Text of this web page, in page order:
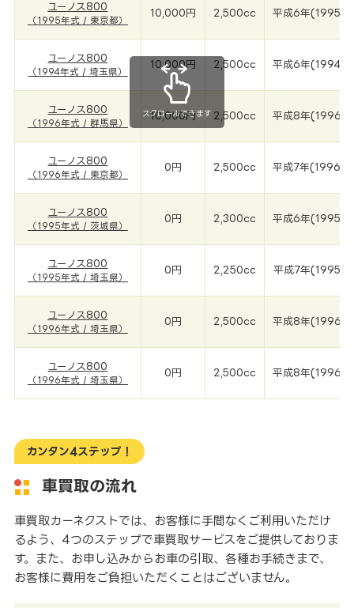
ユーノス800
（1995年式 / 東京都）
10,000円 2,500cc 平成6年(1995年
ユーノス800
（1994年式 / 埼玉県）
10,000円 2,500cc 平成6年(1994年
ユーノス800
（1996年式 / 群馬県）
10,000円 2,500cc 平成8年(1996
ユーノス800
（1996年式 / 東京都）
0円 2,500cc 平成7年(1996年
ユーノス800
（1995年式 / 茨城県）
0円 2,300cc 平成6年(1995年
ユーノス800
（1995年式 / 埼玉県）
0円 2,250cc 平成7年(1995年
ユーノス800
（1996年式 / 埼玉県）
0円 2,500cc 平成8年(1996
ユーノス800
（1996年式 / 埼玉県）
0円 2,500cc 平成8年(1996
スクロールできます
カンタン4ステップ！
車買取の流れ
車買取カーネクストでは、お客様に手間なくご利用いただけ
るよう、4つのステップで車買取サービスをご提供しておりま
す。また、お申し込みからお車の引取、各種お手続きまで、
お客様に費用をご負担いただくことはございません。